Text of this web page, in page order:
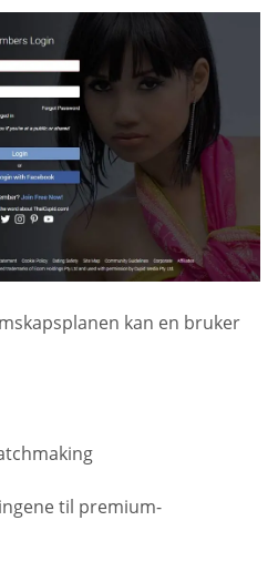
kan en bruker
til premium-